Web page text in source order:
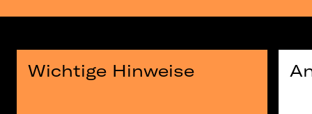
Wichtige Hinweise